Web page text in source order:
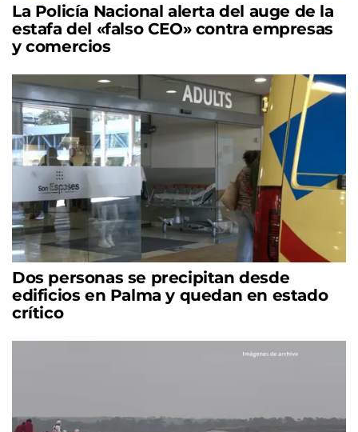
La Policía Nacional alerta del auge de la
estafa del «falso CEO» contra empresas
y comercios
Dos personas se precipitan desde
edificios en Palma y quedan en estado
crítico